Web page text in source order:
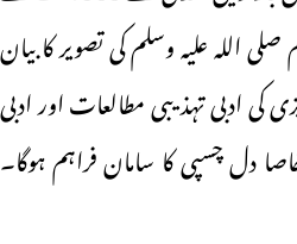
اللہ علیہ وسلم کی تصویر کا بیان
ادبی تہذیبی مطالعات اور ادبی
دل چسپی کا سامان فراہم ہوگا۔